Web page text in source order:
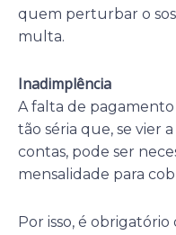
quem perturbar o
multa.
Inadimplência
A falta de
tão séria que, se vier
contas, pode ser
mensalidade para
Por isso, é